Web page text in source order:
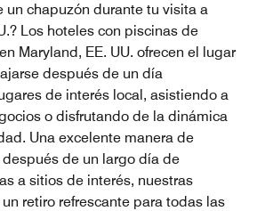
un chapuzón durante tu visita a
Los hoteles con piscinas de
Maryland, EE. UU. ofrecen el lugar
después de un día
de interés local, asistiendo a
o disfrutando de la dinámica
Una excelente manera de
de un largo día de
a sitios de interés, nuestras
retiro refrescante para todas las